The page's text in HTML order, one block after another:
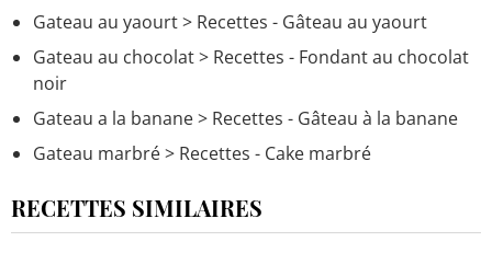
Gateau au yaourt> Recettes - Gâteau au yaourt
Gateau au chocolat> Recettes - Fondant au chocolat
noir
Gateau a la banane> Recettes - Gâteau à la banane
Gateau marbré> Recettes - Cake marbré
RECETTES SIMILAIRES